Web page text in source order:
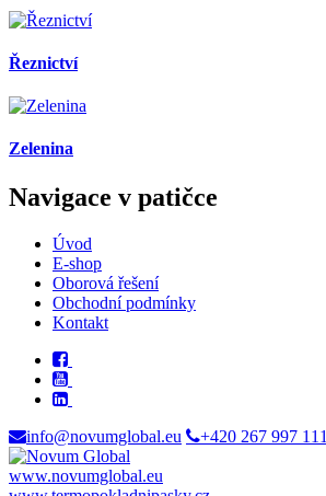
Řeznictví
Zelenina
Navigace v patičce
Úvod
E-shop
Oborová řešení
Obchodní podmínky
Kontakt
info@novumglobal.eu +420 267 997 111
www.novumglobal.eu